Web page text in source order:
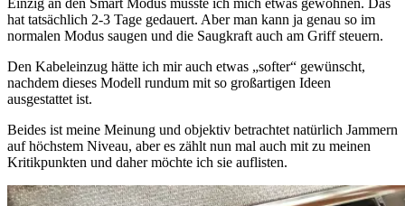
hat tatsächlich 2-3 Tage gedauert. Aber man kann ja genau so im
normalen Modus saugen und die Saugkraft auch am Griff steuern.
Den Kabeleinzug hätte ich mir auch etwas „softer“ gewünscht,
nachdem dieses Modell rundum mit so großartigen Ideen
ausgestattet ist.
Beides ist meine Meinung und objektiv betrachtet natürlich Jammern
auf höchstem Niveau, aber es zählt nun mal auch mit zu meinen
Kritikpunkten und daher möchte ich sie auflisten.